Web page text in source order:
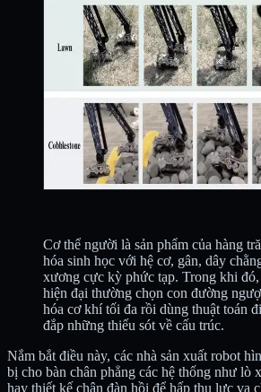
Cơ thể người là sản phẩm của hàng
hóa sinh học với hệ cơ, gân, dây
xương cực kỳ phức tạp. Trong khi đó,
hiện đại thường chọn con đường
hóa cơ khí tối đa rồi dùng thuật toán
đắp những thiếu sót về cấu trúc.
Nắm bắt điều này, các nhà sản xuất robot
bị cho bàn chân phẳng các hệ thống như lò
hay thiết kế chân đàn hồi để hấp thụ lực va